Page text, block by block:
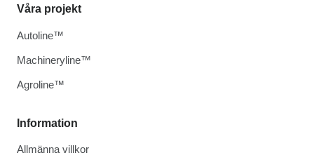
Information
Allmänna villkor
Våra projekt
Autoline™
Machineryline™
Agroline™